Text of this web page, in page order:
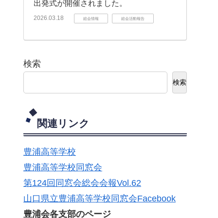
出発式が開催されました。
2026.03.18 総会情報 総会活動報告
検索
検索
関連リンク
豊浦高等学校
豊浦高等学校同窓会
第124回同窓会総会会報Vol.62
山口県立豊浦高等学校同窓会Facebook
豊浦会各支部のページ